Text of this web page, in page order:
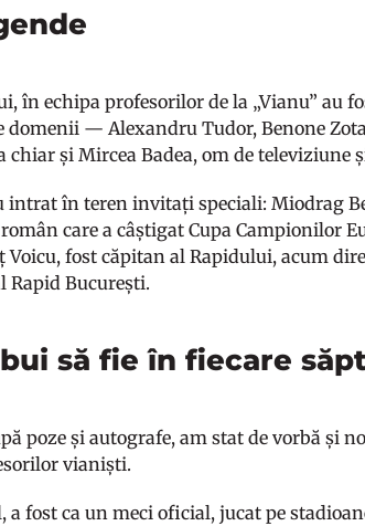
în echipa profesorilor de la „Vianu” au
— Alexandru Tudor, Benone
chiar și Mircea Badea, om de televiziune
intrat în teren invitați speciali: Miodrag
care a câștigat Cupa Campionilor
Voicu, fost căpitan al Rapidului, acum
Rapid București.
să fie în fiecare
poze și autografe, am stat de vorbă și
vianiști.
a fost ca un meci oficial, jucat pe